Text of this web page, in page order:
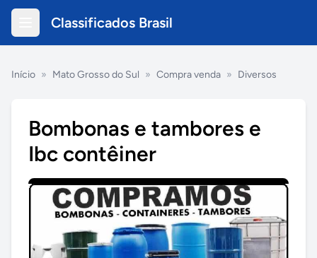
Classificados Brasil
Início » Mato Grosso do Sul » Compra venda » Diversos
Bombonas e tambores e
Ibc contêiner